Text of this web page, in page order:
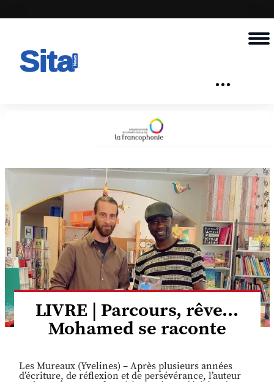
LIVRE | Parcours, rêve...
Mohamed se raconte
Les Mureaux (Yvelines) – Après plusieurs années
d’écriture, de réflexion et de persévérance, l’auteur